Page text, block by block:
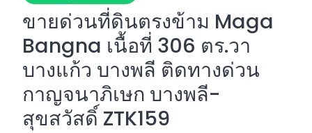
ขายด่วนที่ดินตรงข้าม Maga
Bangna เนื้อที่ 306 ตร.วา
บางแก้ว บางพลี ติดทางด่วน
กาญจนาภิเษก บางพลี-
สุขสวัสดิ์ ZTK159